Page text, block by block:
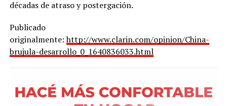
décadas de atraso y postergación.
Publicado
originalmente:http://www.clarin.com/opinion/China-
brujula-desarrollo_0_1640836033.html